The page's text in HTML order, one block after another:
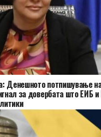
Денешното потпишување
за довербата што ЕИБ